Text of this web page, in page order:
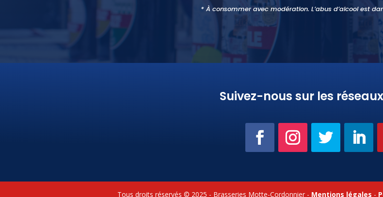
* À consommer avec modération. L’abus d’alcool est
Suivez-nous sur les
Tous droits réservés © 2025 - Brasseries Motte-Cordonnier - Mentions légales -